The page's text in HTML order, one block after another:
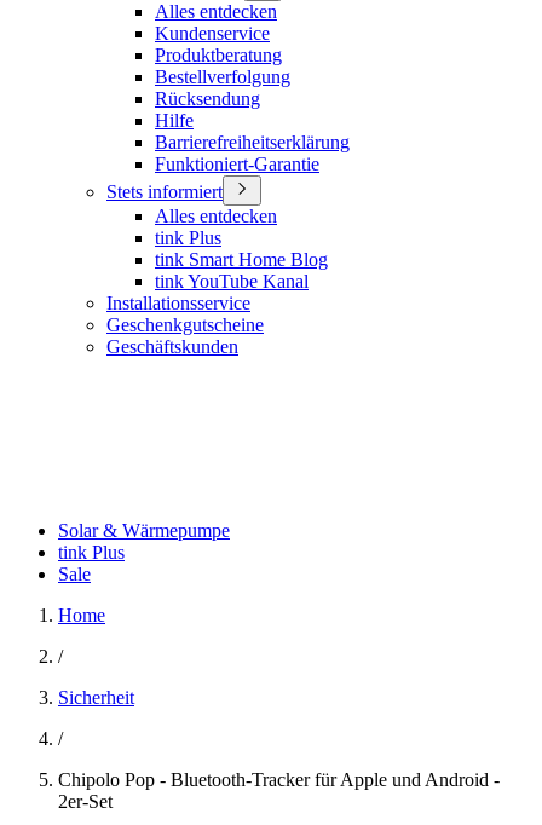
Alles entdecken
Kundenservice
Produktberatung
Bestellverfolgung
Rücksendung
Hilfe
Barrierefreiheitserklärung
Funktioniert-Garantie
Stets informiert
Alles entdecken
tink Plus
tink Smart Home Blog
tink YouTube Kanal
Installationsservice
Geschenkgutscheine
Geschäftskunden
Solar & Wärmepumpe
tink Plus
Sale
Home
/
Sicherheit
/
Chipolo Pop - Bluetooth-Tracker für Apple und Android -
2er-Set